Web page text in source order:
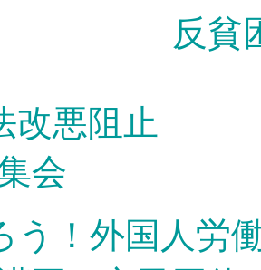
困ネット
改悪阻止
会
！外国人